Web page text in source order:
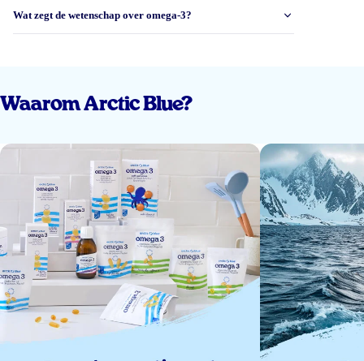
producten hun prijs echt waard. Kortom, echt een aanrader!
A. van der Vlies
7 sep 2024
Geweldig product! Naar lang op zoek te zijn geweest naar een goede
omega 3 die ook nog eens lekker smaakt voor mijn dochtertje van bijna 2,
kwam ik deze tegen en ben er echt tevreden over! Zij vind het ook
hartstikke lekker waardoor ik het niet met geweld in haar mond hoef te
doen. Ludo, bedankt voor het uitvinden van deze geweldige artikel!
Burcu Kalkan
Wat zegt de wetenschap over omega-3?
Waarom Arctic Blue?